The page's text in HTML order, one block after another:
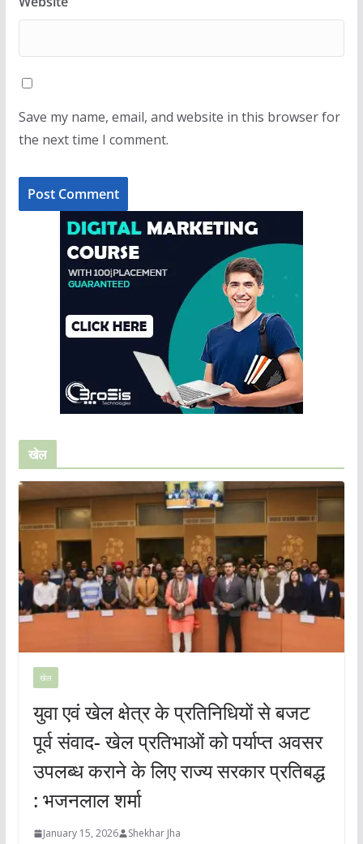
Save my name, email, and website in this browser for
the next time I comment.
खेल
खेल
युवा एवं खेल क्षेत्र के प्रतिनिधियों से बजट
पूर्व संवाद- खेल प्रतिभाओं को पर्याप्त अवसर
उपलब्ध कराने के लिए राज्य सरकार प्रतिबद्ध
: भजनलाल शर्मा
January 15, 2026 Shekhar Jha